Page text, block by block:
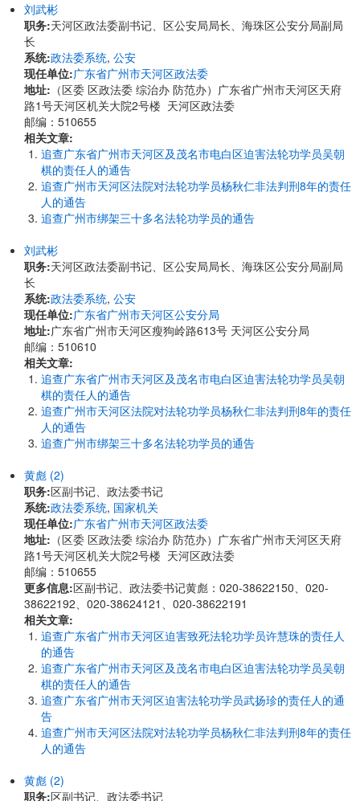
刘武彬
职务:天河区政法委副书记、区公安局局长、海珠区公安分局副局
长
系统:政法委系统, 公安
现任单位:广东省广州市天河区政法委
地址: ​​（区委 区政法委 综治办 防范办）广东省广州市天河区天府
路1号天河区机关大院2号楼 天河区政法委
邮编：510655
相关文章:
追查广东省广州市天河区及茂名市电白区迫害法轮功学员吴朝
棋的责任人的通告
追查广州市天河区法院对法轮功学员杨秋仁非法判刑8年的责任
人的通告
追查广州市绑架三十多名法轮功学员的通告
刘武彬
职务:天河区政法委副书记、区公安局局长、海珠区公安分局副局
长
系统:政法委系统, 公安
现任单位:广东省广州市天河区公安分局
地址:广东省广州市天河区瘦狗岭路613号 天河区公安分局
邮编：510610
相关文章:
追查广东省广州市天河区及茂名市电白区迫害法轮功学员吴朝
棋的责任人的通告
追查广州市天河区法院对法轮功学员杨秋仁非法判刑8年的责任
人的通告
追查广州市绑架三十多名法轮功学员的通告
黄彪 (2)
职务:区副书记、政法委书记
系统:政法委系统, 国家机关
现任单位:广东省广州市天河区政法委
地址: ​​（区委 区政法委 综治办 防范办）广东省广州市天河区天府
路1号天河区机关大院2号楼 天河区政法委
邮编：510655
更多信息:区副书记、政法委书记黄彪：020-38622150、020-
38622192、020-38624121、020-38622191
相关文章:
追查广东省广州市天河区迫害致死法轮功学员许慧珠的责任人
的通告
追查广东省广州市天河区及茂名市电白区迫害法轮功学员吴朝
棋的责任人的通告
追查广东省广州市天河区迫害法轮功学员武扬珍的责任人的通
告
追查广州市天河区法院对法轮功学员杨秋仁非法判刑8年的责任
人的通告
黄彪 (2)
职务:区副书记、政法委书记